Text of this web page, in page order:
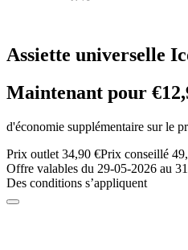
Assiette universelle
Maintenant pour
d'économie supplémentaire sur le
Prix outlet 34,90 €Prix conseillé
Offre valables du 29-05-2026 au
Des conditions s’appliquent